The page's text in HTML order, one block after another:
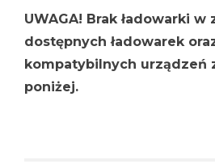
UWAGA! Brak ładowarki w
dostępnych ładowarek
kompatybilnych urządzeń
poniżej.